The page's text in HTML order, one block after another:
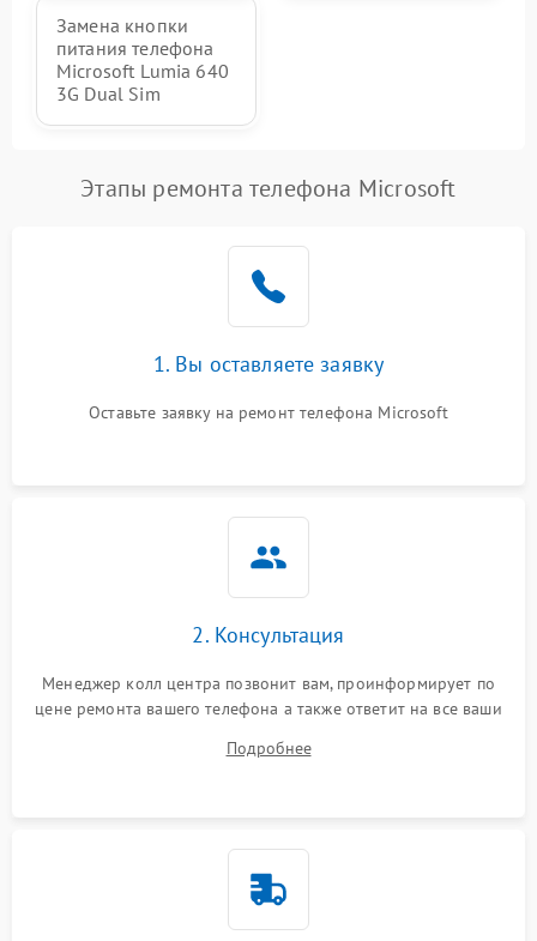
Замена кнопки
питания телефона
Microsoft Lumia 640
3G Dual Sim
Этапы ремонта телефона Microsoft
1. Вы оставляете заявку
Оставьте заявку на ремонт телефона Microsoft
2. Консультация
Менеджер колл центра позвонит вам, проинформирует по
цене ремонта вашего телефона а также ответит на все ваши
Подробнее